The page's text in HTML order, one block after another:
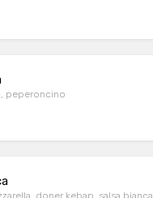
peperoncino
doner kebap, salsa bianca